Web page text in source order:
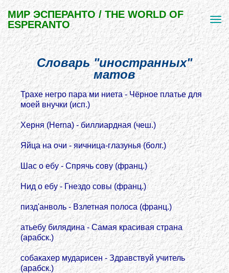
МИР ЭСПЕРАНТО / THE WORLD OF
ESPERANTO
Словарь "иностранных"
матов
Трахе негро пара ми ниета - Чёрное платье для
моей внучки (исп.)
Херня (Herna) - биллиардная (чеш.)
Яйца на очи - яичница-глазунья (болг.)
Шас о ебу - Спрячь сову (франц.)
Hид о ебу - Гнездо совы (франц.)
пизд'анволь - Взлетная полоса (франц.)
атьебу билядина - Самая красивая страна
(арабск.)
собакахер мударисен - Здравствуй учитель
(арабск.)